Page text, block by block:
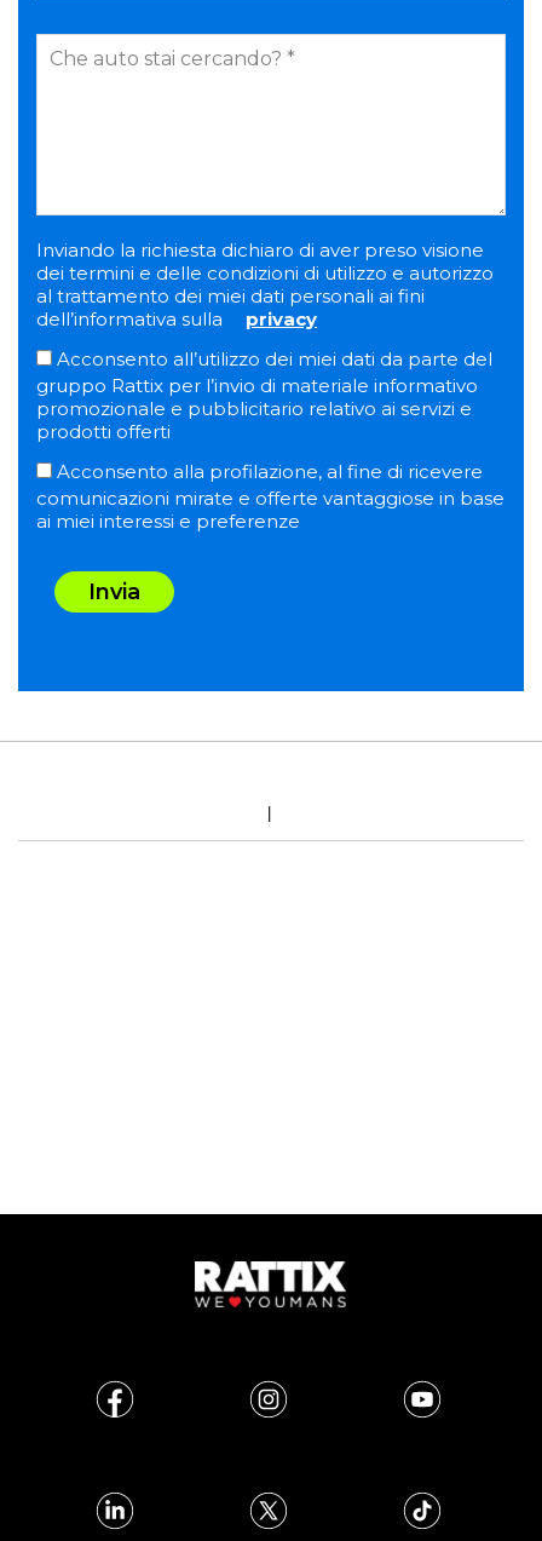
Inviando la richiesta dichiaro di aver preso visione
dei termini e delle condizioni di utilizzo e autorizzo
al trattamento dei miei dati personali ai fini
dell’informativa sulla
privacy
Acconsento all’utilizzo dei miei dati da parte del
gruppo Rattix per l’invio di materiale informativo
promozionale e pubblicitario relativo ai servizi e
prodotti offerti
Acconsento alla profilazione, al fine di ricevere
comunicazioni mirate e offerte vantaggiose in base
ai miei interessi e preferenze
Invia